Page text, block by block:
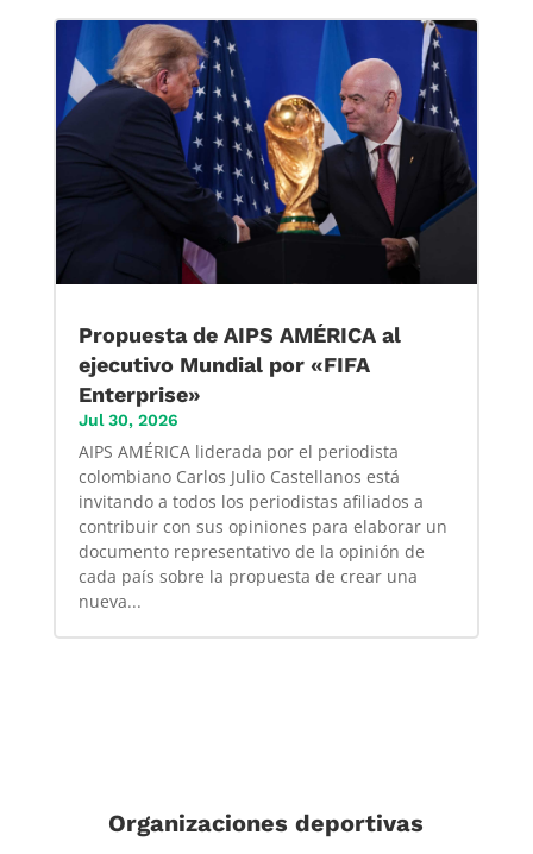
Propuesta de AIPS AMÉRICA al
ejecutivo Mundial por «FIFA
Enterprise»
Jul 30, 2026
AIPS AMÉRICA liderada por el periodista
colombiano Carlos Julio Castellanos está
invitando a todos los periodistas afiliados a
contribuir con sus opiniones para elaborar un
documento representativo de la opinión de
cada país sobre la propuesta de crear una
nueva...
Organizaciones deportivas